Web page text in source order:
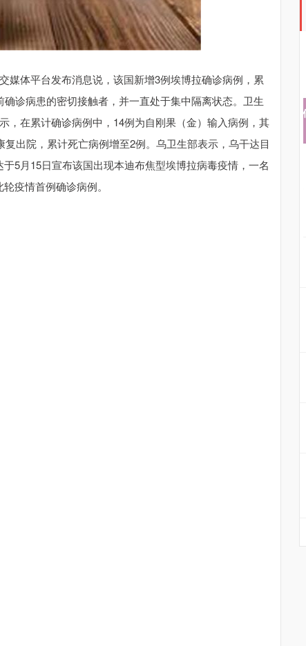
媒体平台发布消息说，该国新增3例埃博拉确诊病例，累
诊病患的密切接触者，并一直处于集中隔离状态。卫生
，在累计确诊病例中，14例为自刚果（金）输入病例，其
出院，累计死亡病例增至2例。乌卫生部表示，乌干达目
5月15日宣布该国出现本迪布焦型埃博拉病毒疫情，一名
疫情首例确诊病例。